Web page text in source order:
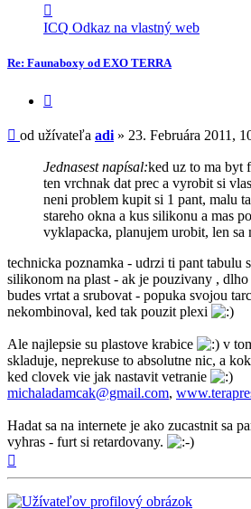
informácie
užívateľa
adi
ICQ Odkaz na vlastný web
Re: Faunaboxy od EXO TERRA
Príspevok
od užívateľa adi » 23. Februára 2011,
Jednasest napísal:ked uz to ma byt
ten vrchnak dat prec a vyrobit si
neni problem kupit si 1 pant, malu
stareho okna a kus silikonu a mas
vyklapacka, planujem urobit, len sa
technicka poznamka - udrzi ti pant tabulu
silikonom na plast - ak je pouzivany ,
budes vrtat a srubovat - popuka svojou
nekombinoval, ked tak pouzit plexi
Ale najlepsie su plastove krabice
v
skladuje, neprekuse to absolutne nic, a
ked clovek vie jak nastavit vetranie
michaladamcak@gmail.com,
Hadat sa na internete je ako zucastnit sa
vyhras - furt si retardovany.